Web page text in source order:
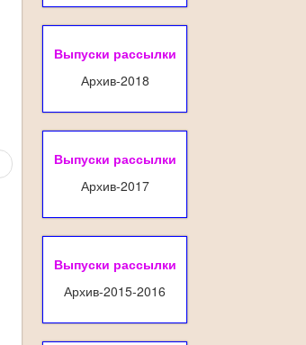
Выпуски рассылки
Архив-2018
Выпуски рассылки
Архив-2017
Выпуски рассылки
Архив-2015-2016